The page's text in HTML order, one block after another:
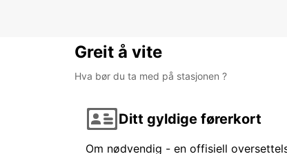
Greit å vite
Hva bør du ta med på stasjonen ?
Ditt gyldige førerkort
Om nødvendig - en offisiell